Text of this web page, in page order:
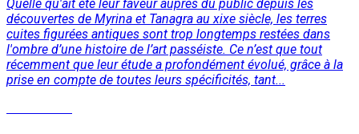
Quelle qu'ait été leur faveur auprès du public depuis les
découvertes de Myrina et Tanagra au xixe siècle, les terres
cuites figurées antiques sont trop longtemps restées dans
l'ombre d’une histoire de l’art passéiste. Ce n’est que tout
récemment que leur étude a profondément évolué, grâce à la
prise en compte de toutes leurs spécificités, tant...